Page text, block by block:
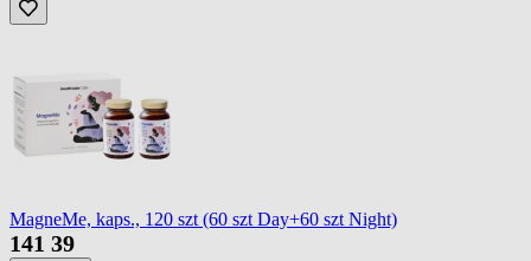
MagneMe, kaps., 120 szt (60 szt Day+60 szt Night)
141 39